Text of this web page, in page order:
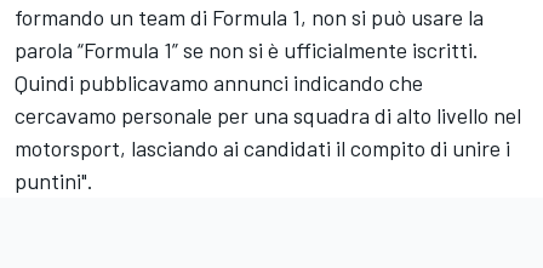
formando un team di Formula 1, non si può usare la
parola “Formula 1” se non si è ufficialmente iscritti.
Quindi pubblicavamo annunci indicando che
cercavamo personale per una squadra di alto livello nel
motorsport, lasciando ai candidati il compito di unire i
puntini".